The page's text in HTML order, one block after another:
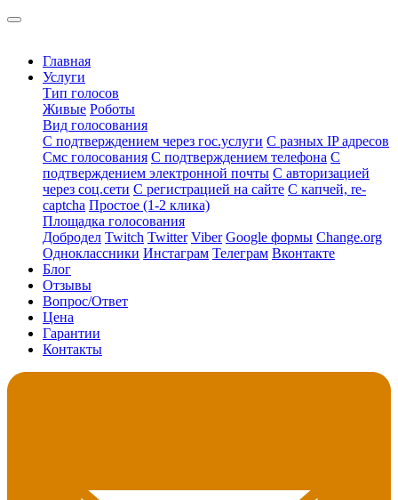
Главная
Услуги
Тип голосов
Живые Роботы
Вид голосования
С подтверждением через гос.услуги С разных IP адресов
Смс голосования С подтверждением телефона С
подтверждением электронной почты С авторизацией
через соц.сети С регистрацией на сайте С капчей, re-
captcha Простое (1-2 клика)
Площадка голосования
Добродел Twitch Twitter Viber Google формы Change.org
Одноклассники Инстаграм Телеграм Вконтакте
Блог
Отзывы
Вопрос/Ответ
Цена
Гарантии
Контакты